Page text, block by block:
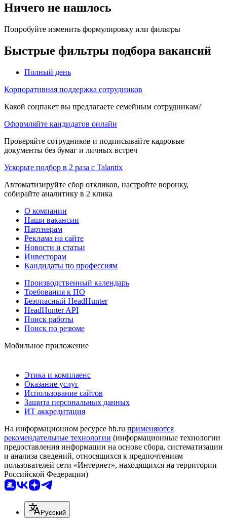
Ничего не нашлось
Попробуйте изменить формулировку или фильтры
Быстрые фильтры подбора вакансий
Полный день
Корпоративная поддержка сотрудников
Какой соцпакет вы предлагаете семейным сотрудникам?
Оформляйте кандидатов онлайн
Проверяйте сотрудников и подписывайте кадровые
документы без бумаг и личных встреч
Ускорьте подбор в 2 раза с Talantix
Автоматизируйте сбор откликов, настройте воронку,
собирайте аналитику в 2 клика
О компании
Наши вакансии
Партнерам
Реклама на сайте
Новости и статьи
Инвесторам
Кандидаты по профессиям
Производственный календарь
Требования к ПО
Безопасный HeadHunter
HeadHunter API
Поиск работы
Поиск по резюме
Мобильное приложение
Этика и комплаенс
Оказание услуг
Использование сайтов
Защита персональных данных
ИТ аккредитация
На информационном ресурсе hh.ru применяются
рекомендательные технологии (информационные технологии
предоставления информации на основе сбора, систематизации
и анализа сведений, относящихся к предпочтениям
пользователей сети «Интернет», находящихся на территории
Российской Федерации)
Русский